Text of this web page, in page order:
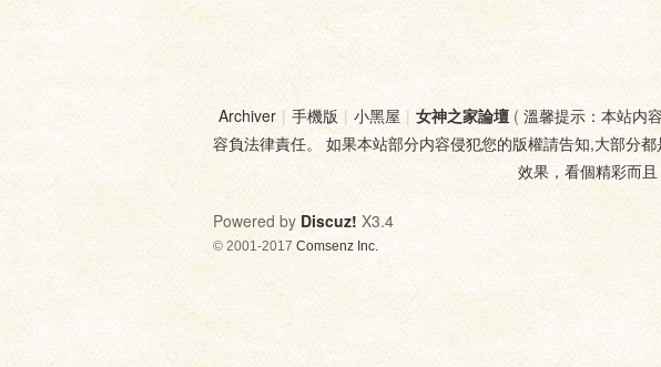
Archiver | 手機版 | 小黑屋 | 女神之家論壇 ( 溫馨提示：本站内
容負法律責任。 如果本站部分内容侵犯您的版權請告知,大部分
效果，看個精彩而
Powered by Discuz! X3.4
© 2001-2017 Comsenz Inc.